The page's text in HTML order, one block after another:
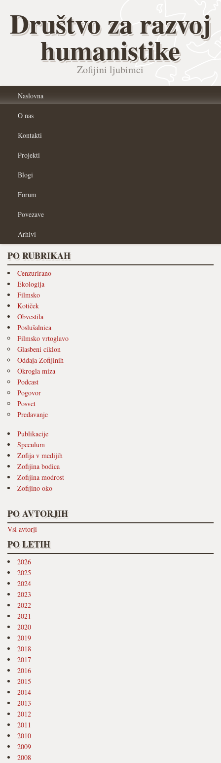
Društvo za razvoj
humanistike
Zofijini ljubimci
Naslovna
O nas
Kontakti
Projekti
Blogi
Forum
Povezave
Arhivi
PO RUBRIKAH
Cenzurirano
Ekologija
Filmsko
Kotiček
Obvestila
Poslušalnica
Filmsko vrtoglavo
Glasbeni ciklon
Oddaja Zofijinih
Okrogla miza
Podcast
Pogovor
Posvet
Predavanje
Publikacije
Speculum
Zofija v medijih
Zofijina bodica
Zofijina modrost
Zofijino oko
PO AVTORJIH
Vsi avtorji
PO LETIH
2026
2025
2024
2023
2022
2021
2020
2019
2018
2017
2016
2015
2014
2013
2012
2011
2010
2009
2008